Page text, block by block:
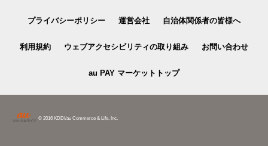
プライバシーポリシー 運営会社 自治体関係者の皆様へ
利用規約 ウェブアクセシビリティの取り組み お問い合わせ
au PAY マーケットトップ
© 2016 KDDI/au Commerce & Life, Inc.